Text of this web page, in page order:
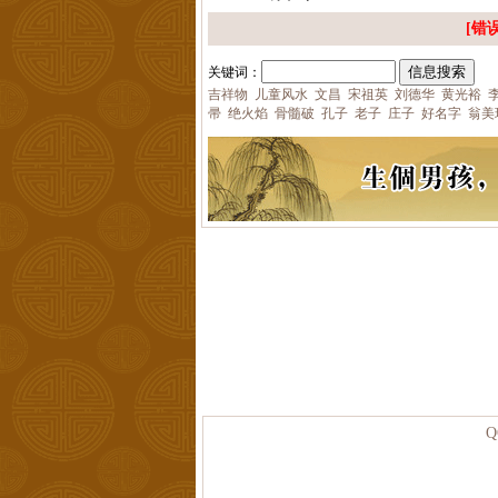
[错
关键词：
吉祥物
儿童风水 文昌 宋祖英 刘德华 黄光裕
帚 绝火焰 骨髓破 孔子 老子 庄子 好名字 翁美